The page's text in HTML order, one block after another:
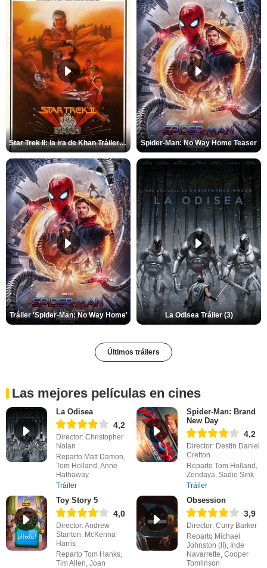
Star Trek II: la ira de Khan Tráiler VO Spider-Man: No Way Home Teaser
Tráiler 'Spider-Man: No Way Home' La Odisea Tráiler (3)
Últimos tráilers
Las mejores películas en cines
La Odisea
4,2
Director: Christopher
Nolan
Reparto Matt Damon,
Tom Holland, Anne
Hathaway
Tráiler
Spider-Man: Brand
New Day
4,2
Director: Destin Daniel
Cretton
Reparto Tom Holland,
Zendaya, Sadie Sink
Tráiler
Toy Story 5
4,0
Director: Andrew
Stanton, McKenna
Harris
Reparto Tom Hanks,
Tim Allen, Joan
Obsession
3,9
Director: Curry Barker
Reparto Michael
Johnston (II), Inde
Navarrette, Cooper
Tomlinson